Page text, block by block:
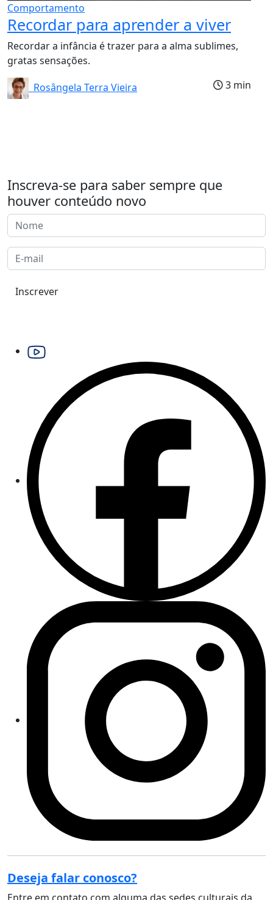
Comportamento
Recordar para aprender a viver
Recordar a infância é trazer para a alma sublimes,
gratas sensações.
Rosângela Terra Vieira
3 min
Inscreva-se para saber sempre que
houver conteúdo novo
Inscrever
Deseja falar conosco?